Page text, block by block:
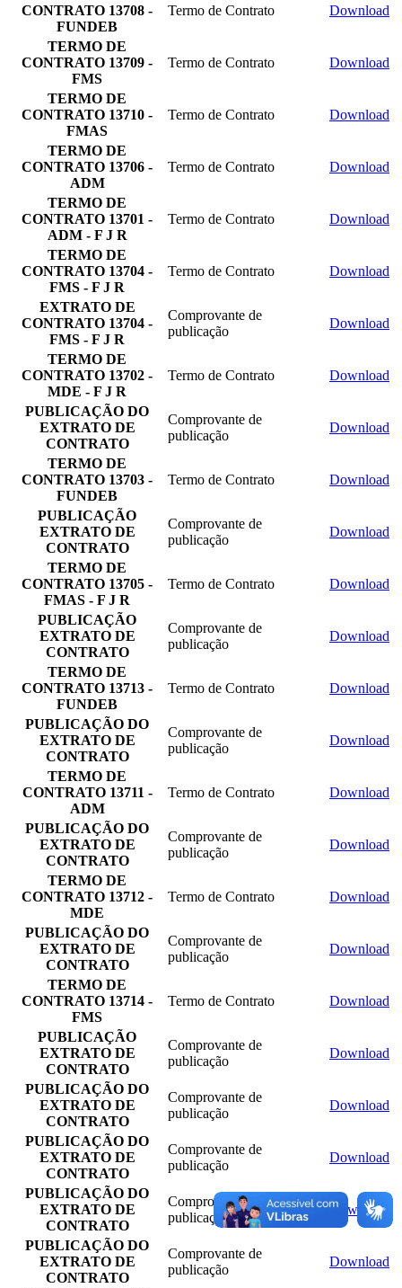
CONTRATO 13708 -
FUNDEB
Termo de Contrato Download
TERMO DE
CONTRATO 13709 -
FMS
Termo de Contrato Download
TERMO DE
CONTRATO 13710 -
FMAS
Termo de Contrato Download
TERMO DE
CONTRATO 13706 -
ADM
Termo de Contrato Download
TERMO DE
CONTRATO 13701 -
ADM - F J R
Termo de Contrato Download
TERMO DE
CONTRATO 13704 -
FMS - F J R
Termo de Contrato Download
EXTRATO DE
CONTRATO 13704 -
FMS - F J R
Comprovante de
publicação
Download
TERMO DE
CONTRATO 13702 -
MDE - F J R
Termo de Contrato Download
PUBLICAÇÃO DO
EXTRATO DE
CONTRATO
Comprovante de
publicação
Download
TERMO DE
CONTRATO 13703 -
FUNDEB
Termo de Contrato Download
PUBLICAÇÃO
EXTRATO DE
CONTRATO
Comprovante de
publicação
Download
TERMO DE
CONTRATO 13705 -
FMAS - F J R
Termo de Contrato Download
PUBLICAÇÃO
EXTRATO DE
CONTRATO
Comprovante de
publicação
Download
TERMO DE
CONTRATO 13713 -
FUNDEB
Termo de Contrato Download
PUBLICAÇÃO DO
EXTRATO DE
CONTRATO
Comprovante de
publicação
Download
TERMO DE
CONTRATO 13711 -
ADM
Termo de Contrato Download
PUBLICAÇÃO DO
EXTRATO DE
CONTRATO
Comprovante de
publicação
Download
TERMO DE
CONTRATO 13712 -
MDE
Termo de Contrato Download
PUBLICAÇÃO DO
EXTRATO DE
CONTRATO
Comprovante de
publicação
Download
TERMO DE
CONTRATO 13714 -
FMS
Termo de Contrato Download
PUBLICAÇÃO
EXTRATO DE
CONTRATO
Comprovante de
publicação
Download
PUBLICAÇÃO DO
EXTRATO DE
CONTRATO
Comprovante de
publicação
Download
PUBLICAÇÃO DO
EXTRATO DE
CONTRATO
Comprovante de
publicação
Download
PUBLICAÇÃO DO
EXTRATO DE
CONTRATO
Comprovante de
publicação
Download
PUBLICAÇÃO DO
EXTRATO DE
CONTRATO
Comprovante de
publicação
Download